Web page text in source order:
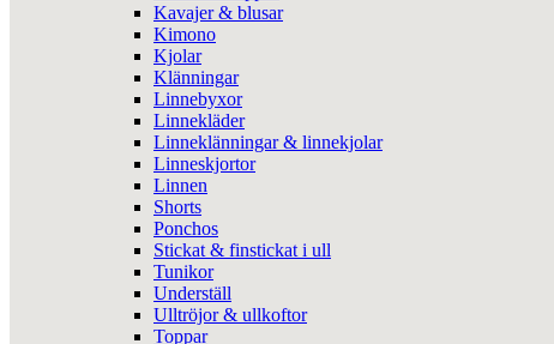
Kavajer & blusar
Kimono
Kjolar
Klänningar
Linnebyxor
Linnekläder
Linneklänningar & linnekjolar
Linneskjortor
Linnen
Shorts
Ponchos
Stickat & finstickat i ull
Tunikor
Underställ
Ulltröjor & ullkoftor
Toppar